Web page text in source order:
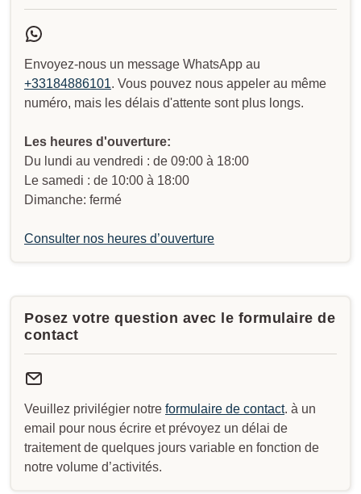
Envoyez-nous un message WhatsApp au
+33184886101. Vous pouvez nous appeler au même
numéro, mais les délais d'attente sont plus longs.
Les heures d'ouverture:
Du lundi au vendredi : de 09:00 à 18:00
Le samedi : de 10:00 à 18:00
Dimanche: fermé
Consulter nos heures d’ouverture
Posez votre question avec le formulaire de
contact
Veuillez privilégier notre formulaire de contact. à un
email pour nous écrire et prévoyez un délai de
traitement de quelques jours variable en fonction de
notre volume d’activités.